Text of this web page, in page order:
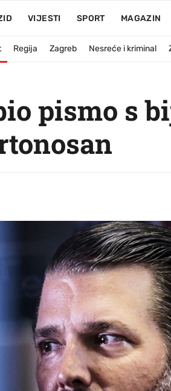
VIJESTI SPORT MAGAZIN
Regija Zagreb Nesreće i kriminal
pismo s